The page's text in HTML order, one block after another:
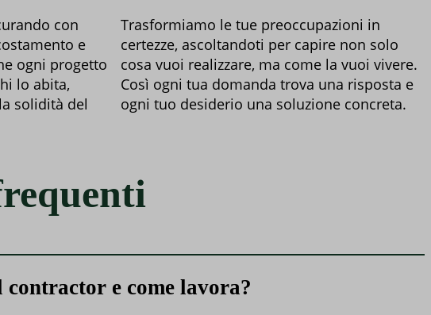
con
e
ogni progetto
lo abita,
solidità del
Trasformiamo le tue preoccupazioni in
certezze, ascoltandoti per capire non solo
cosa vuoi realizzare, ma come la vuoi vivere.
Così ogni tua domanda trova una risposta e
ogni tuo desiderio una soluzione concreta.
contractor e come lavora?